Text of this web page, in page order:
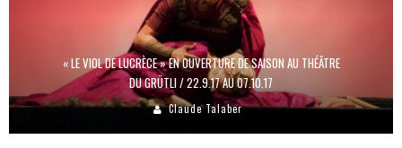
« LE VIOL DE LUCRÈCE » EN OUVERTURE DE SAISON AU THÉÂTRE
DU GRÜTLI / 22.9.17 AU 07.10.17
Claude Talaber